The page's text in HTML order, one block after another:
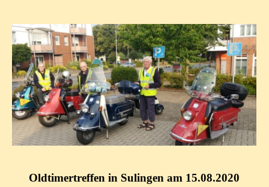
Oldtimertreffen in Sulingen am 15.08.2020